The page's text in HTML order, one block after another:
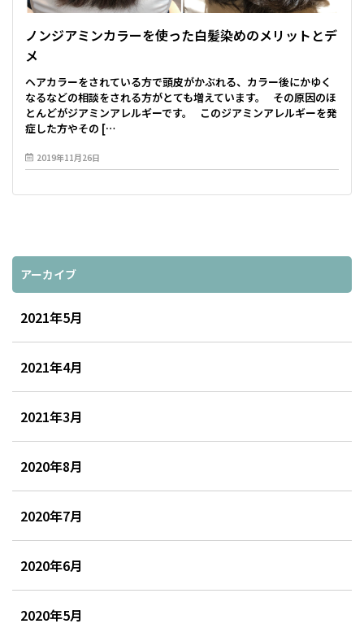
ノンジアミンカラーを使った白髪染めのメリットとデ
メ
ヘアカラーをされている方で頭皮がかぶれる、カラー後にかゆく
なるなどの相談をされる方がとても増えています。 その原因のほ
とんどがジアミンアレルギーです。 このジアミンアレルギーを発
症した方やその […
2019年11月26日
アーカイブ
2021年5月
2021年4月
2021年3月
2020年8月
2020年7月
2020年6月
2020年5月